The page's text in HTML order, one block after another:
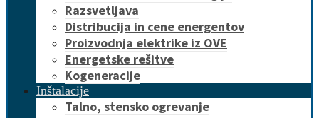
Razsvetljava
Distribucija in cene energentov
Proizvodnja elektrike iz OVE
Energetske rešitve
Kogeneracije
Inštalacije
Talno, stensko ogrevanje